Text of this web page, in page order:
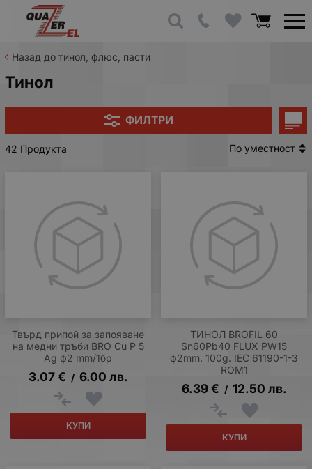
Назад до тинол, флюс, пасти
Тинол
ФИЛТРИ
42 Продукта По уместност
Твърд припой за запояване
на медни тръби BRO Cu P 5
Ag ф2 mm/1бр
3.07 € / 6.00 лв.
КУПИ
ТИНОЛ BROFIL 60
Sn60Pb40 FLUX PW15
ф2mm. 100g. IEC 61190-1-3
ROM1
6.39 € / 12.50 лв.
КУПИ